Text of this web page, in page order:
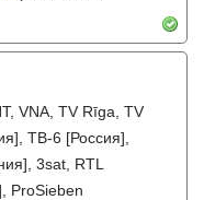
VNA, TV Rīga, TV
ТВ-6 [Россия],
3sat, RTL
ProSieben